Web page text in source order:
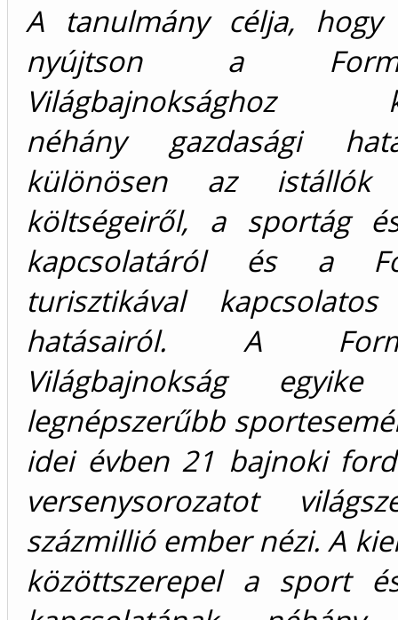
A tanulmány célja, hogy
nyújtson a
Világbajnoksághoz
néhány gazdasági
különösen az istállók
költségeiről, a sportág
kapcsolatáról és a
turisztikával kapcsolatos
hatásairól. A
Világbajnokság
legnépszerűbb
idei évben 21 bajnoki
versenysorozatot
százmillió ember nézi. A
közöttszerepel a sport